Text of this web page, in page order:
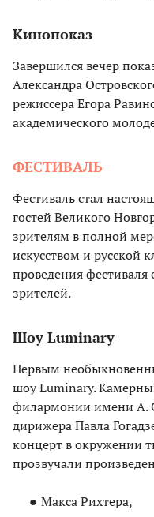
Кинопоказ
Завершился вечер
Александра
режиссера Егора
академического
ФЕСТИВАЛЬ
Фестиваль стал
гостей Великого
зрителям в полной
искусством и русской
проведения фестиваля
зрителей.
Шоу Luminary
Первым
шоу Luminary.
филармонии имени А.
дирижера Павла
концерт в окружении
прозвучали
Макса Рихтера,